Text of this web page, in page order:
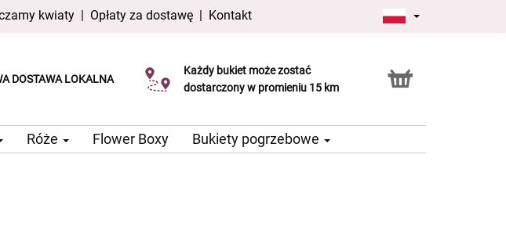
kwiaty | Opłaty za dostawę | Kontakt
DOSTAWA LOKALNA
samego dnia
dostawy
Każdy bukiet może zostać
dostarczony w promieniu 15 km
Usługa Click & Collect
Róże Flower Boxy Bukiety pogrzebowe